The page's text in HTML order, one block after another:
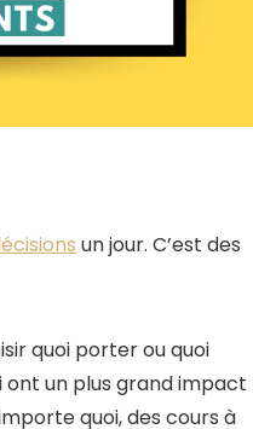
un jour. C’est des
quoi porter ou quoi
ont un plus grand impact
quoi, des cours à